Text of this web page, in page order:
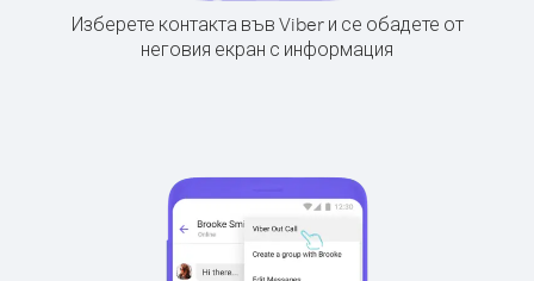
Изберете контакта във Viber и се обадете от
неговия екран с информация